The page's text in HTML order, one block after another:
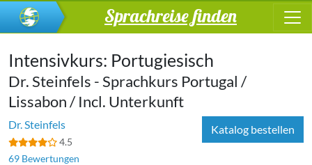
Sprachreise finden
Intensivkurs: Portugiesisch
Dr. Steinfels - Sprachkurs Portugal /
Lissabon / Incl. Unterkunft
Dr. Steinfels
4.5
69 Bewertungen
Katalog bestellen